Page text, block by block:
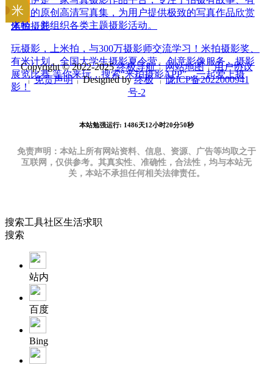
温度的原创高清写真集，为用户提供极致的写真作品欣赏
体验，并组织各类主题摄影活动。
米拍摄影
玩摄影，上米拍，与300万摄影师交流学习！米拍摄影奖、
有米计划、全国大学生摄影夏令营、创意影像服务、摄影
展览比赛 等你来玩，搜索“米拍摄影APP”，一起爱上摄
影！
Copyright © 2022-2025终极导航╎网站地图╎用户协议
╎免责声明╎Designed by终极╎陇ICP备2022000941
号-2
本站勉强运行: 1486天12小时20分50秒
免责声明：本站上所有网站资料、信息、资源、广告等均取之于
互联网，仅供参考。其真实性、准确性，合法性，均与本站无
关，本站不承担任何相关法律责任。
搜索工具社区生活求职
搜索
站内
百度
Bing